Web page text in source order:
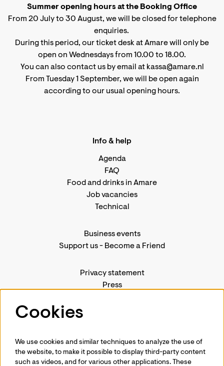
Summer opening hours at the Booking Office
From 20 July to 30 August, we will be closed for telephone
enquiries.
During this period, our ticket desk at Amare will only be
open on Wednesdays from 10.00 to 18.00.
You can also contact us by email at kassa@amare.nl
From Tuesday 1 September, we will be open again
according to our usual opening hours.
Info & help
Agenda
FAQ
Food and drinks in Amare
Job vacancies
Technical
Business events
Support us- Become a Friend
Privacy statement
Press
Follow us
Cookies
We use cookies and similar techniques to analyze the use of
the website, to make it possible to display third-party content
such as videos, and for various other applications. These